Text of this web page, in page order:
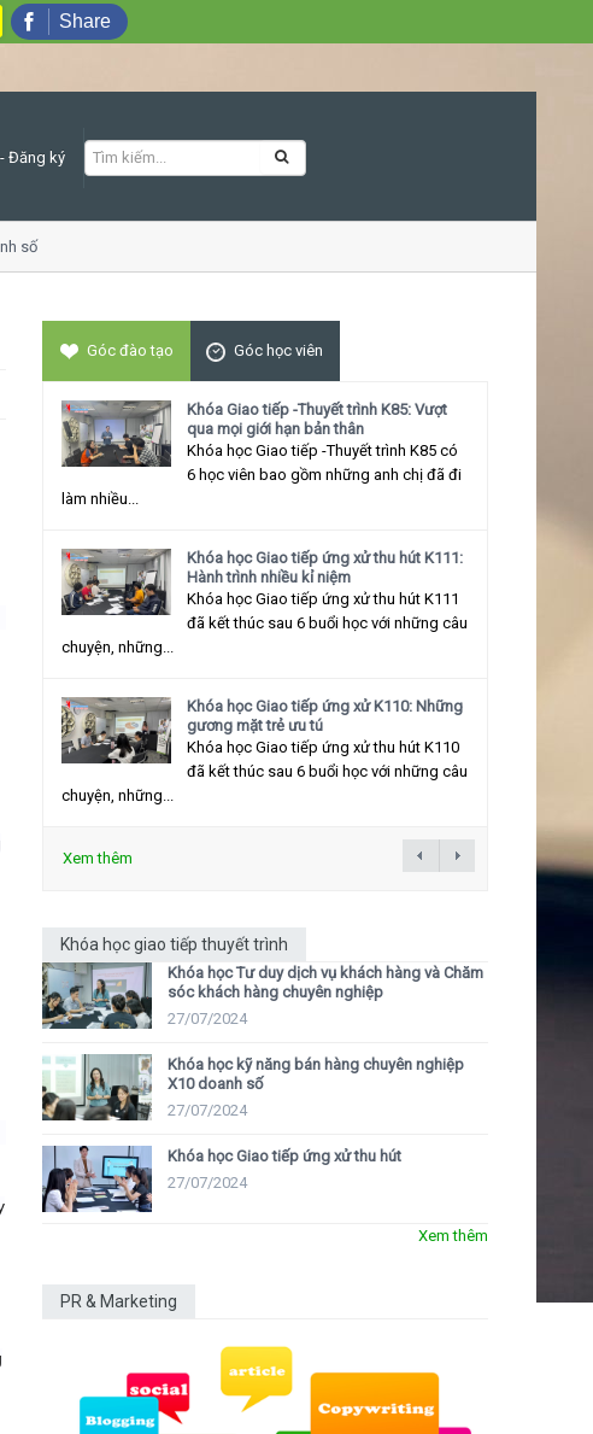
Đăng ký
Góc đào tạo Góc học viên
Khóa Giao tiếp -Thuyết trình K85: Vượt
qua mọi giới hạn bản thân
Khóa học Giao tiếp -Thuyết trình K85 có
6 học viên bao gồm những anh chị đã đi
làm nhiều...
Khóa học Giao tiếp ứng xử thu hút K111:
Hành trình nhiều kỉ niệm
Khóa học Giao tiếp ứng xử thu hút K111
đã kết thúc sau 6 buổi học với những câu
chuyện, những...
Khóa học Giao tiếp ứng xử K110: Những
gương mặt trẻ ưu tú
Khóa học Giao tiếp ứng xử thu hút K110
đã kết thúc sau 6 buổi học với những câu
chuyện, những...
Xem thêm
Khóa học giao tiếp thuyết trình
Khóa học Tư duy dịch vụ khách hàng và Chăm
sóc khách hàng chuyên nghiệp
27/07/2024
Khóa học kỹ năng bán hàng chuyên nghiệp
X10 doanh số
27/07/2024
Khóa học Giao tiếp ứng xử thu hút
27/07/2024
Xem thêm
PR & Marketing
Share